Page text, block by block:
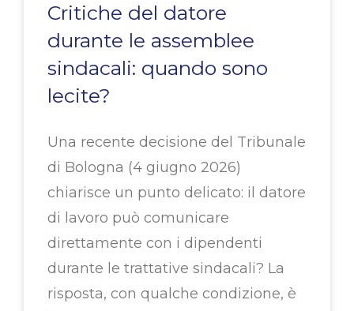
Critiche del datore
durante le assemblee
sindacali: quando sono
lecite?
Una recente decisione del Tribunale
di Bologna (4 giugno 2026)
chiarisce un punto delicato: il datore
di lavoro può comunicare
direttamente con i dipendenti
durante le trattative sindacali? La
risposta, con qualche condizione, è